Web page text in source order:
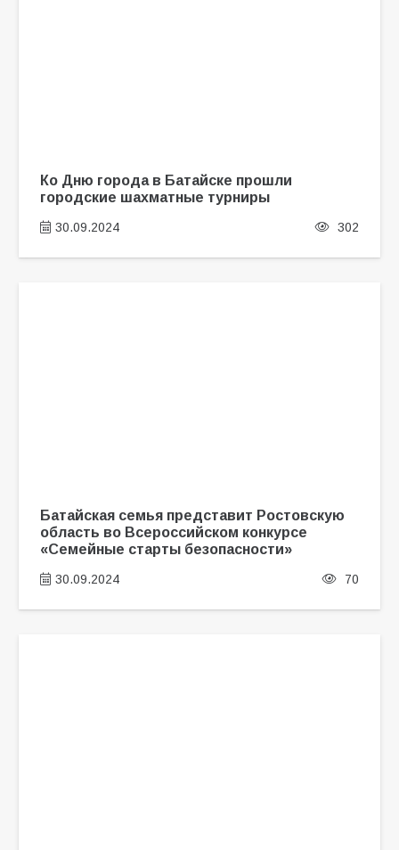
Ко Дню города в Батайске прошли
городские шахматные турниры
30.09.2024 302
Батайская семья представит Ростовскую
область во Всероссийском конкурсе
«Семейные старты безопасности»
30.09.2024 70